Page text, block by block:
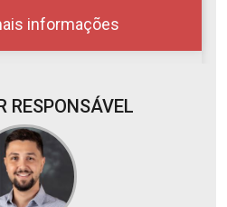
informações
08
RESPONSÁVEL